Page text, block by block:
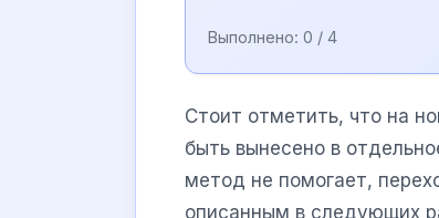
Выполнено: 0 / 4
Стоит отметить, что на
быть вынесено в
метод не помогает,
описанным в следующих